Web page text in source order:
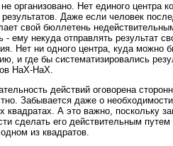
организовано. Нет единого центра
результатов. Даже если человек
свой бюллетень
- ему некуда отправлять результат
Нет ни одного центра, куда можно
и где бы систематизировались
НаХ-НаХ.
действий оговорена
Забывается даже о
квадратах. А это важно, поскольку
сделать его действительным
из квадратов.